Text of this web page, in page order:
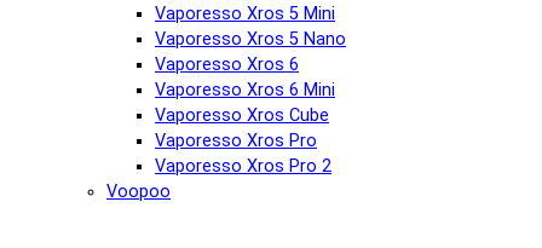
Vaporesso Xros 5 Mini
Vaporesso Xros 5 Nano
Vaporesso Xros 6
Vaporesso Xros 6 Mini
Vaporesso Xros Cube
Vaporesso Xros Pro
Vaporesso Xros Pro 2
Voopoo